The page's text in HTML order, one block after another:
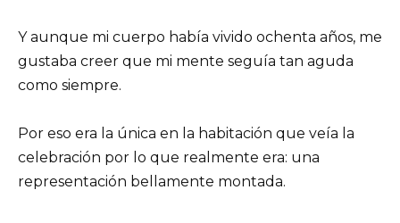
Y aunque mi cuerpo había vivido ochenta años, me
gustaba creer que mi mente seguía tan aguda
como siempre.
Por eso era la única en la habitación que veía la
celebración por lo que realmente era: una
representación bellamente montada.